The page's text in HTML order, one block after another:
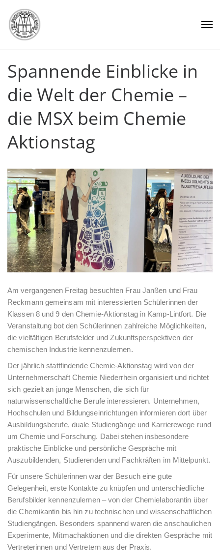
Spannende Einblicke in
die Welt der Chemie –
die MSX beim Chemie
Aktionstag
Am vergangenen Freitag besuchten Frau Janßen und Frau
Reckmann gemeinsam mit interessierten Schülerinnen der
Klassen 8 und 9 den Chemie-Aktionstag in Kamp-Lintfort. Die
Veranstaltung bot den Schülerinnen zahlreiche Möglichkeiten,
die vielfältigen Berufsfelder und Zukunftsperspektiven der
chemischen Industrie kennenzulernen.
Der jährlich stattfindende Chemie-Aktionstag wird von der
Unternehmerschaft Chemie Niederrhein organisiert und richtet
sich gezielt an junge Menschen, die sich für
naturwissenschaftliche Berufe interessieren. Unternehmen,
Hochschulen und Bildungseinrichtungen informieren dort über
Ausbildungsberufe, duale Studiengänge und Karrierewege rund
um Chemie und Forschung. Dabei stehen insbesondere
praktische Einblicke und persönliche Gespräche mit
Auszubildenden, Studierenden und Fachkräften im Mittelpunkt.
Für unsere Schülerinnen war der Besuch eine gute
Gelegenheit, erste Kontakte zu knüpfen und unterschiedliche
Berufsbilder kennenzulernen – von der Chemielaborantin über
die Chemikantin bis hin zu technischen und wissenschaftlichen
Studiengängen. Besonders spannend waren die anschaulichen
Experimente, Mitmachaktionen und die direkten Gespräche mit
Vertreterinnen und Vertretern aus der Praxis.